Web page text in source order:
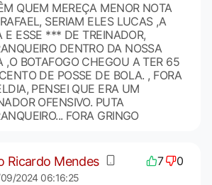
QUEM MEREÇA MENOR NOTA
SERIAM ELES LUCAS ,A
E ESSE *** DE TREINADOR,
DENTRO DA NOSSA
,O BOTAFOGO CHEGOU A TER 65
DE POSSE DE BOLA. , FORA
PENSEI QUE ERA UM
OFENSIVO. PUTA
FORA GRINGO
Ricardo Mendes 7 0
2024 06:16:25